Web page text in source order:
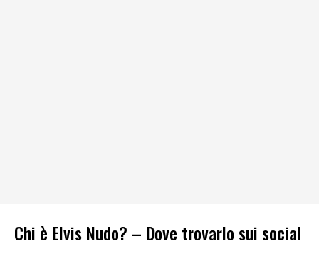
Chi è Elvis Nudo? – Dove trovarlo sui social